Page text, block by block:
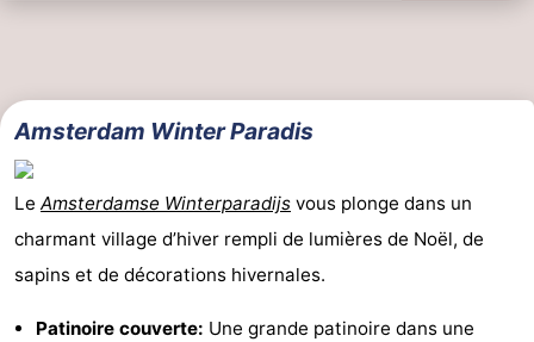
Amsterdam Winter Paradis
Le Amsterdamse Winterparadijs vous plonge dans un
charmant village d’hiver rempli de lumières de Noël, de
sapins et de décorations hivernales.
Patinoire couverte: Une grande patinoire dans une